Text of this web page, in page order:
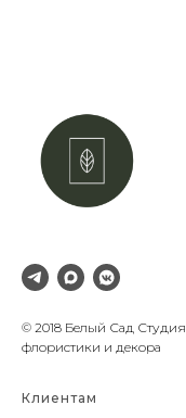
© 2018 Белый Сад Студия
флористики и декора
Клиентам